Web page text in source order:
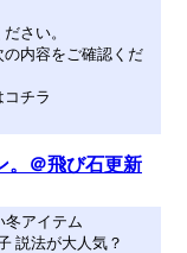
さい。
の内容をご確認くだ
チラ
。＠飛び石更新
冬アイテム
説法が大人気？